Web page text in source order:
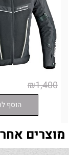
₪1,400
הוסף
מוצרים